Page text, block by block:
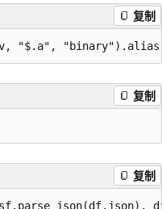
复制
复制
复制